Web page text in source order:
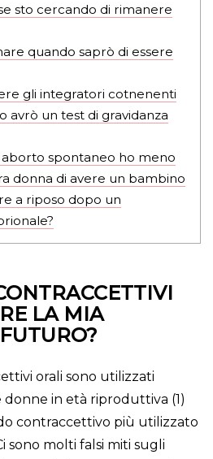
sto cercando di rimanere
quando saprò di essere
gli integratori cotnenenti
avrò un test di gravidanza
aborto spontaneo ho meno
donna di avere un bambino
a riposo dopo un
LA MIA
orali sono utilizzati
in età riproduttiva (1)
contraccettivo più utilizzato
sono molti falsi miti sugli